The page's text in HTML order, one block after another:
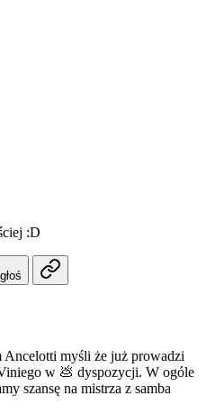
:D
Ancelotti myśli że już prowadzi
w 💩 dyspozycji. W ogóle
szansę na mistrza z samba